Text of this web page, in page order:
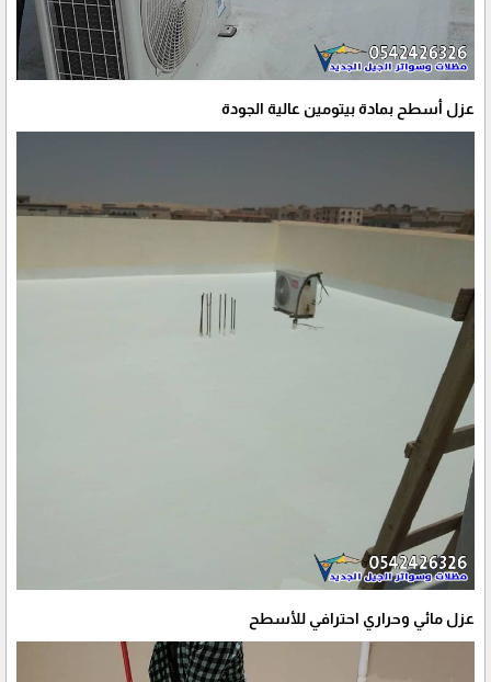
عزل أسطح بمادة بيتومين عالية الجودة
عزل مائي وحراري احترافي للأسطح